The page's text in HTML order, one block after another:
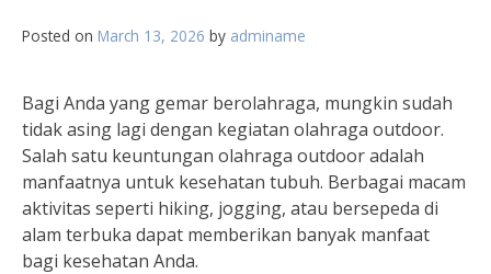
Posted on March 13, 2026 by adminame
Bagi Anda yang gemar berolahraga, mungkin sudah
tidak asing lagi dengan kegiatan olahraga outdoor.
Salah satu keuntungan olahraga outdoor adalah
manfaatnya untuk kesehatan tubuh. Berbagai macam
aktivitas seperti hiking, jogging, atau bersepeda di
alam terbuka dapat memberikan banyak manfaat
bagi kesehatan Anda.